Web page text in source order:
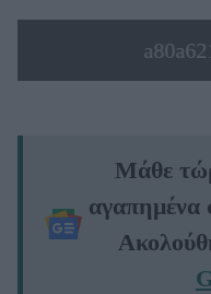
Μάθε
αγαπημένα